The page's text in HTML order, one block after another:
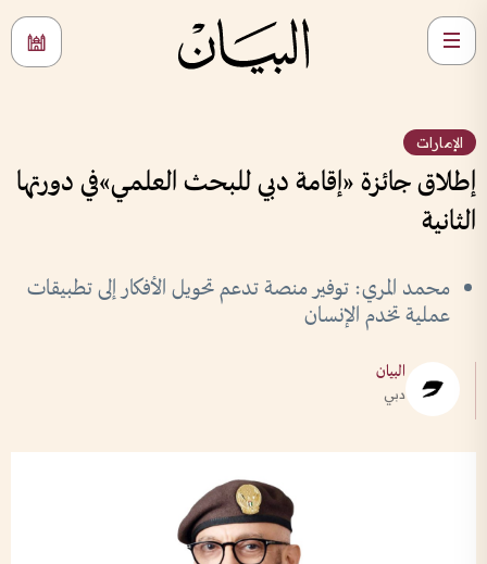
الإمارات
إطلاق جائزة «إقامة دبي للبحث العلمي»في دورتها
الثانية
محمد المري: توفير منصة تدعم تحويل الأفكار إلى تطبيقات
عملية تخدم الإنسان
البيان
دبي